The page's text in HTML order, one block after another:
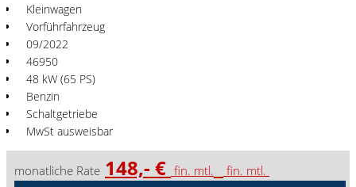
Kleinwagen
Vorführfahrzeug
09/2022
46950
48 kW (65 PS)
Benzin
Schaltgetriebe
MwSt ausweisbar
monatliche Rate 148,- € fin. mtl. fin. mtl.